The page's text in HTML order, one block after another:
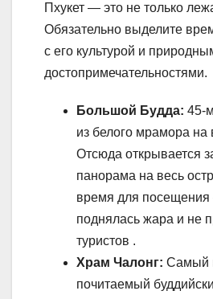
Пхукет — это не только
Обязательно выделите
с его культурой и
достопримечательностями.
Большой Будда: 45-
из белого мрамора
Отсюда открывается
панорама на весь
время для посещения
поднялась жара и не
туристов .
Храм Чалонг: Самый
почитаемый